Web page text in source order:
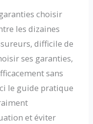
choisir
les dizaines
difficile de
ses garanties,
sans
le guide pratique
et éviter